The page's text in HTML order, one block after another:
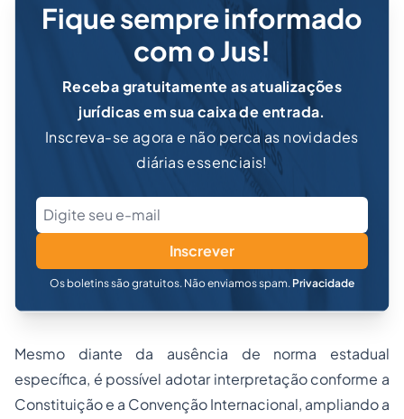
Fique sempre informado
com o Jus!
Receba gratuitamente as atualizações
jurídicas em sua caixa de entrada.
Inscreva-se agora e não perca as novidades
diárias essenciais!
Inscrever
Os boletins são gratuitos. Não enviamos spam. Privacidade
Mesmo diante da ausência de norma estadual
específica, é possível adotarinterpretação conforme a
Constituiçãoe a Convenção Internacional, ampliando a